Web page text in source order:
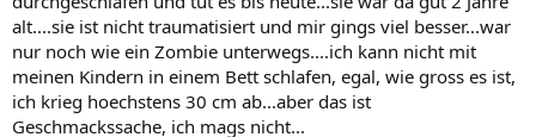
alt....sie ist nicht traumatisiert und mir gings viel besser...war
nur noch wie ein Zombie unterwegs....ich kann nicht mit
meinen Kindern in einem Bett schlafen, egal, wie gross es ist,
ich krieg hoechstens 30 cm ab...aber das ist
Geschmackssache, ich mags nicht...